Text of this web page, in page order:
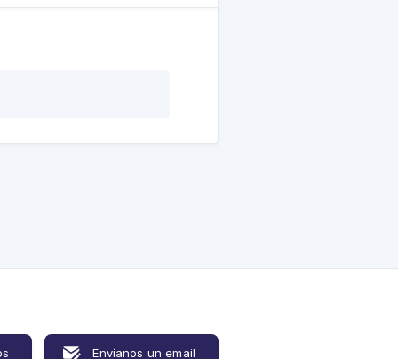
Envíanos un email